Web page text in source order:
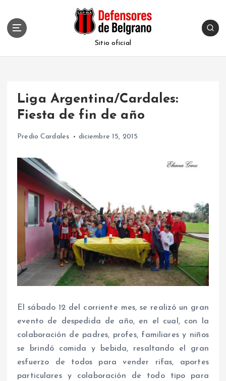
Sitio oficial
Liga Argentina/Cardales:
Fiesta de fin de año
Predio Cardales diciembre 15, 2015
El sábado 12 del corriente mes, se realizó un gran
evento de despedida de año, en el cual, con la
colaboración de padres, profes, familiares y niños
se brindó comida y bebida, resaltando el gran
esfuerzo de todos para vender rifas, aportes
particulares y colaboración de todo tipo para